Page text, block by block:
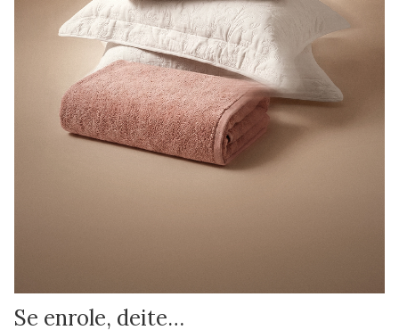
Se enrole, deite…